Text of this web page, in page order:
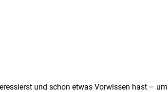
und schon etwas Vorwissen hast –